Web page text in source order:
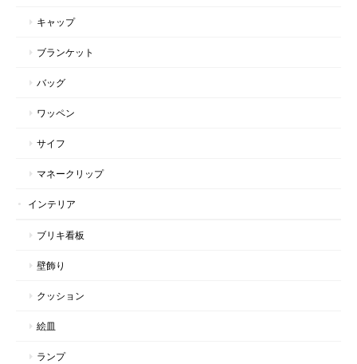
キャップ
ブランケット
バッグ
ワッペン
サイフ
マネークリップ
インテリア
ブリキ看板
壁飾り
クッション
絵皿
ランプ